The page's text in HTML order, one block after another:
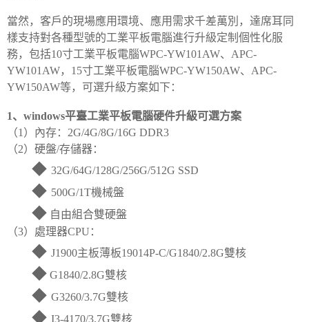
當然，客戶的現場應用環境、應用需求千差萬別，達席耳同
樣支持對各種型號的工業平板電腦進行升級定制個性化服
務，包括10寸工業平板電腦WPC-YW101AW、APC-
YW101AW，15寸工業平板電腦WPC-YW150AW、APC-
YW150AW等，可選升級方案如下：
1、windows平臺工業平板電腦硬件升級可選方案
（1）內存：2G/4G/8G/16G DDR3
（2）硬盤/存儲器：
◆ 32G/64G/128G/256G/512G SSD
◆ 500G/1T機械盤
◆ 自由組合雙硬盤
（3）處理器CPU：
◆ J1900主板薄板19014P-C/G1840/2.8G雙核
◆ G1840/2.8G雙核
◆ G3260/3.7G雙核
◆ I3-4170/3.7G雙核